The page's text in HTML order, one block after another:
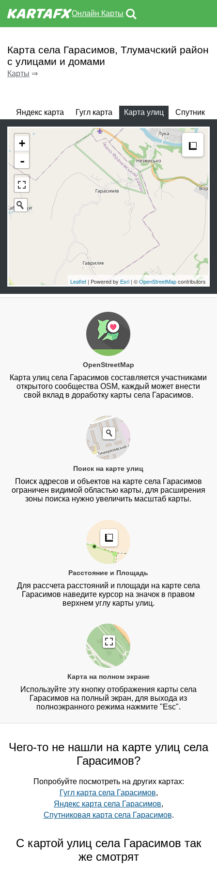
Онлайн Карты
Карта села Гарасимов, Тлумачский район
с улицами и домами
Карты ⇒
Яндекс карта Гугл карта Карта улиц Спутник
+
-
Leaflet | Powered by Esri | ©OpenStreetMapcontributors
OpenStreetMap
Карта улиц села Гарасимов составляется участниками
открытого сообщества OSM, каждый может внести
свой вклад в доработку карты села Гарасимов.
Поиск на карте улиц
Поиск адресов и объектов на карте села Гарасимов
ограничен видимой областью карты, для расширения
зоны поиска нужно увеличить масштаб карты.
Расстояние и Площадь
Для рассчета расстояний и площади на карте села
Гарасимов наведите курсор на значок в правом
верхнем углу карты улиц.
Карта на полном экране
Используйте эту кнопку отображения карты села
Гарасимов на полный экран, для выхода из
полноэкранного режима нажмите "Esc".
Чего-то не нашли на карте улиц села
Гарасимов?
Попробуйте посмотреть на других картах:
Гугл карта села Гарасимов,
Яндекс карта села Гарасимов,
Спутниковая карта села Гарасимов.
С картой улиц села Гарасимов так
же смотрят